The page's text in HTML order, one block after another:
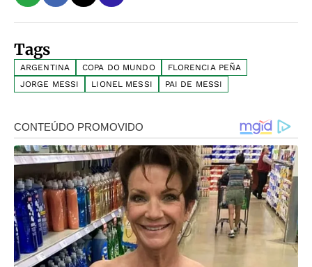
Tags
ARGENTINA COPA DO MUNDO
FLORENCIA PEÑA
JORGE MESSI
LIONEL MESSI PAI DE MESSI